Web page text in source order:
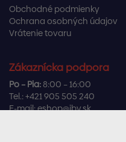
Obchodné podmienky
Ochrana osobných údajov
Vrátenie tovaru
Zákaznícka podpora
Po – Pia:8:00 – 16:00
Tel.: +421 905 505 240
E-mail:eshop@ibv.sk